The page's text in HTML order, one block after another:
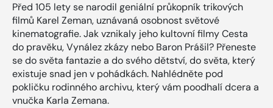
Před 105 lety se narodil geniální průkopník trikových
filmů Karel Zeman, uznávaná osobnost světové
kinematografie. Jak vznikaly jeho kultovní filmy Cesta
do pravěku, Vynález zkázy nebo Baron Prášil? Přeneste
se do světa fantazie a do svého dětství, do světa, který
existuje snad jen v pohádkách. Nahlédněte pod
pokličku rodinného archivu, který vám poodhalí dcera a
vnučka Karla Zemana.